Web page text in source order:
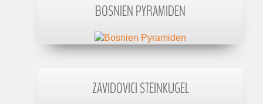
BOSNIEN PYRAMIDEN
ZAVIDOVICI STEINKUGEL